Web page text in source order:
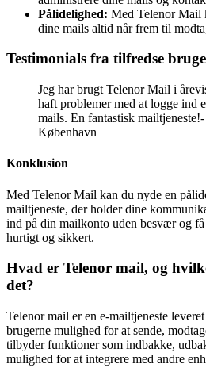
Pålidelighed: Med Telenor Mail
dine mails altid når frem til
Testimonials fra tilfredse
Jeg har brugt Telenor Mail i
haft problemer med at logge ind
mails. En fantastisk
København
Konklusion
Med Telenor Mail kan du nyde en
mailtjeneste, der holder dine
ind på din mailkonto uden besvær og
hurtigt og sikkert.
Hvad er Telenor mail, og
det?
Telenor mail er en e-mailtjeneste
brugerne mulighed for at sende,
tilbyder funktioner som indbakke,
mulighed for at integrere med andre